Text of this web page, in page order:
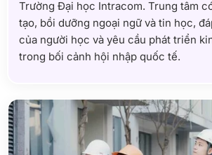
Trường Đại học Intracom. Trung tâm
tạo, bồi dưỡng ngoại ngữ và tin học,
của người học và yêu cầu phát triển
trong bối cảnh hội nhập quốc tế.